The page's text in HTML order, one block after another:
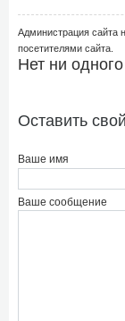
Администрация сайта
посетителями сайта.
Нет ни
Оставить
Ваше имя
Ваше сообщение